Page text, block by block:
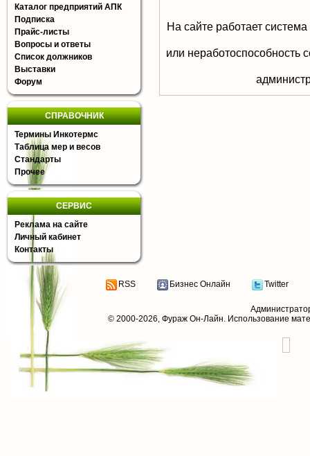
Каталог предприятий АПК
Подписка
Прайс-листы
Вопросы и ответы
Список должников
Выставки
Форум
СПРАВОЧНИК
Термины Инкотермс
Таблица мер и весов
Стандарты
Прочее
СЕРВИС
Реклама на сайте
Личный кабинет
Контакты
На сайте работает
или неработоспособность
RSS Бизнес Онлайн Twitter
© 2000-2026, Фураж Он-Лайн. Использование